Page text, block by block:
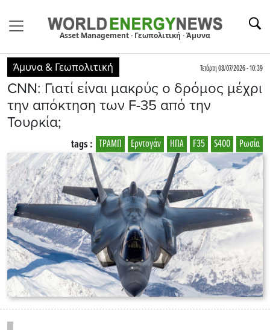
Asset Management · Γεωπολιτική · Άμυνα
Άμυνα & Γεωπολιτική Τετάρτη 08/07/2026 - 10:39
CNN: Γιατί είναι μακρύς ο δρόμος μέχρι
την απόκτηση των F-35 από την
Τουρκία;
Ρωσία
S400
F35
ΗΠΑ
Ερντογάν
ΤΡΑΜΠ
tags :